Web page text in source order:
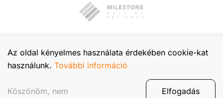
Az oldal kényelmes használata érdekében cookie-kat
használunk. További információ
Elfogadás
Köszönöm, nem
© 2026 TIBA Kft. Minden jog fenntartva.
Adatvédelmi tájékoztató